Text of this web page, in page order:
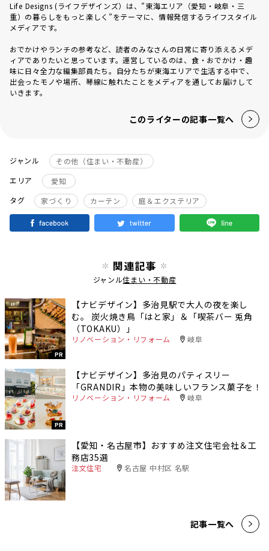
Life Designs (ライフデザインズ）は、”東海エリア（愛知・岐阜・三
重）の暮らしをもっと楽しく”をテーマに、情報発信するライフスタイル
メディアです。
おでかけやランチの参考など、読者のみなさんの日常に寄り添えるメデ
ィアでありたいと思っています。運営しているのは、食・おでかけ・趣
味に日々全力な編集部員たち。自分たちが東海エリアで生活する中で、
出会ったモノや場所、琴線に触れたことをメディアを通してお届けして
いきます。
このライターの記事一覧へ
ジャンル
その他（住まい・不動産）
エリア
愛知
タグ
家づくり カーテン 庭＆エクステリア
関連記事
ジャンル住まい・不動産
PR
【ナビデザイン】多治見駅で大人の夜を楽し
む。 炭火焼き鳥「はと家」＆「喫茶バー 兎角
（TOKAKU）」
リノベーション・リフォーム 岐阜
PR
【ナビデザイン】多治見のパティスリー
「GRANDIR」本物の美味しいフランス菓子を！
リノベーション・リフォーム 岐阜
【愛知・名古屋市】おすすめ注文住宅会社＆工
務店35選
注文住宅 名古屋 中村区 名駅
記事一覧へ